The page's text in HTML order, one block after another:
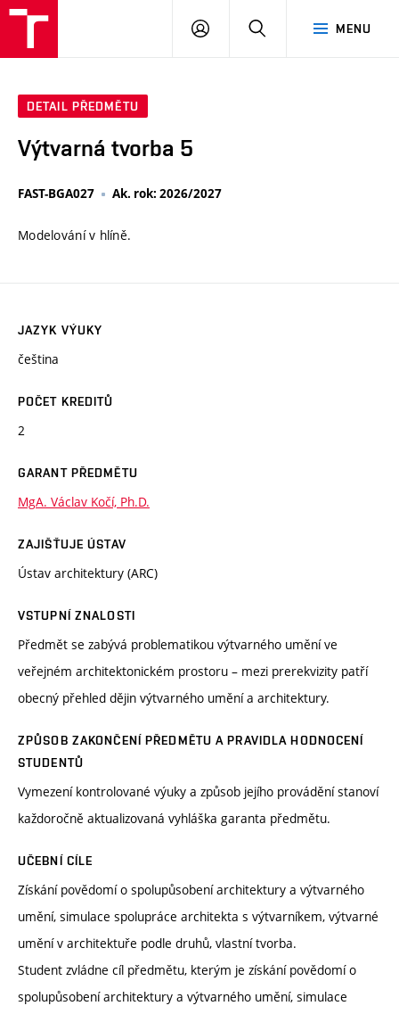
MENU
PŘIHLÁSIT
DETAIL PŘEDMĚTU
Výtvarná tvorba 5
FAST-BGA027 Ak. rok: 2026/2027
Modelování v hlíně.
JAZYK VÝUKY
čeština
POČET KREDITŮ
2
GARANT PŘEDMĚTU
MgA. Václav Kočí, Ph.D.
ZAJIŠŤUJE ÚSTAV
Ústav architektury (ARC)
VSTUPNÍ ZNALOSTI
Předmět se zabývá problematikou výtvarného umění ve
veřejném architektonickém prostoru – mezi prerekvizity patří
obecný přehled dějin výtvarného umění a architektury.
ZPŮSOB ZAKONČENÍ PŘEDMĚTU A PRAVIDLA HODNOCENÍ
STUDENTŮ
Vymezení kontrolované výuky a způsob jejího provádění stanoví
každoročně aktualizovaná vyhláška garanta předmětu.
UČEBNÍ CÍLE
Získání povědomí o spolupůsobení architektury a výtvarného
umění, simulace spolupráce architekta s výtvarníkem, výtvarné
umění v architektuře podle druhů, vlastní tvorba.
Student zvládne cíl předmětu, kterým je získání povědomí o
spolupůsobení architektury a výtvarného umění, simulace